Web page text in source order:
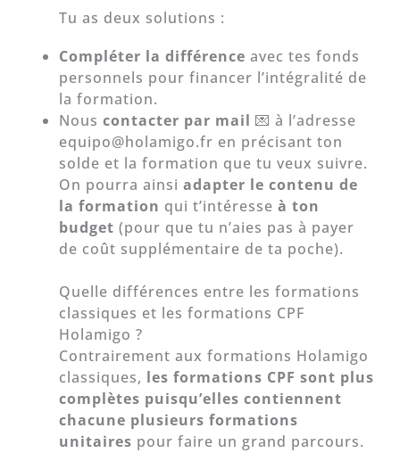
Tu as deux solutions :
Compléter la différence avec tes fonds
personnels pour financer l’intégralité de
la formation.
Nouscontacter par mail 💌 à l’adresse
equipo@holamigo.fr en précisant ton
solde et la formation que tu veux suivre.
On pourra ainsiadapter le contenu de
la formation qui t’intéresseà ton
budget (pour que tu n’aies pas à payer
de coût supplémentaire de ta poche).
Quelle différences entre les formations
classiques et les formations CPF
Holamigo ?
Contrairement aux formations Holamigo
classiques, les formations CPF sont plus
complètes puisqu’elles contiennent
chacune plusieurs formations
unitaires pour faire un grand parcours.